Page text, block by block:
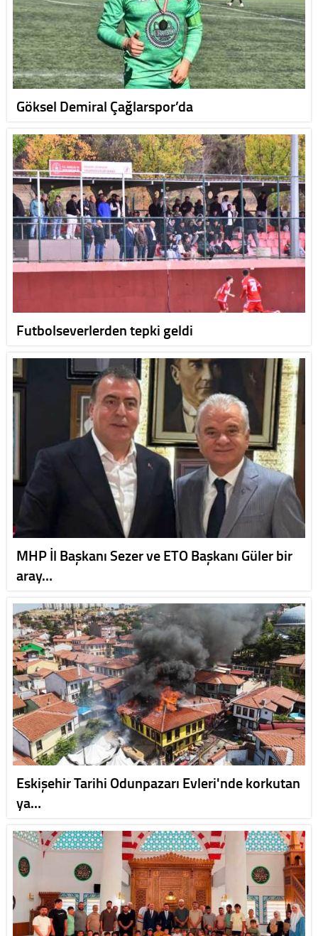
Göksel Demiral Çağlarspor’da
Futbolseverlerden tepki geldi
MHP İl Başkanı Sezer ve ETO Başkanı Güler bir
aray…
Eskişehir Tarihi Odunpazarı Evleri'nde korkutan
ya…